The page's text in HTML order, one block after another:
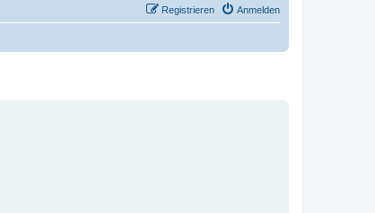
Anmelden
Registrieren